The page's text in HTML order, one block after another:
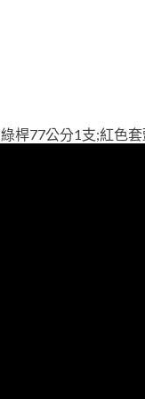
桿77公分1支;紅色